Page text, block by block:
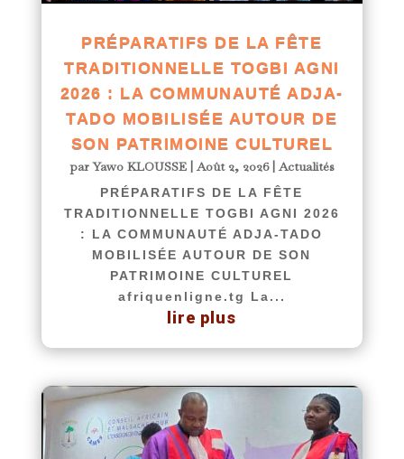
PRÉPARATIFS DE LA FÊTE
TRADITIONNELLE TOGBI AGNI
2026 : LA COMMUNAUTÉ ADJA-
TADO MOBILISÉE AUTOUR DE
SON PATRIMOINE CULTUREL
parYawo KLOUSSE|Août 2, 2026|Actualités
PRÉPARATIFS DE LA FÊTE
TRADITIONNELLE TOGBI AGNI 2026
: LA COMMUNAUTÉ ADJA-TADO
MOBILISÉE AUTOUR DE SON
PATRIMOINE CULTUREL
afriquenligne.tg La...
lire plus